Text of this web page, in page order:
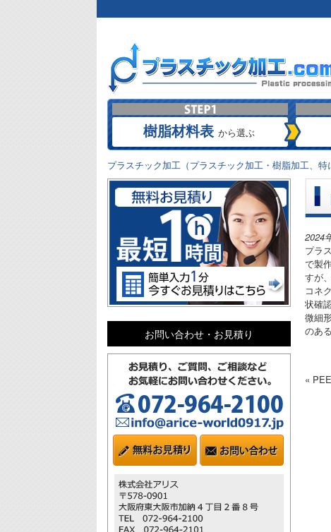
樹脂材料表 から選ぶ
プラスチック加工（プラスチック加工・樹脂加工、
2024
プラ
で製
すが
コネ
状確
微細
のあ
«
お問い合わせ・お見積り